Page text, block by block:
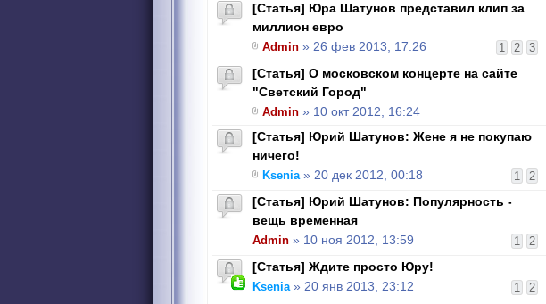
[Статья] Юра Шатунов представил клип за
миллион евро
1 2 3
Admin » 26 фев 2013, 17:26
[Статья] О московском концерте на сайте
"Светский Город"
Admin » 10 окт 2012, 16:24
[Статья] Юрий Шатунов: Жене я не покупаю
ничего!
1 2
Ksenia» 20 дек 2012, 00:18
[Статья] Юрий Шатунов: Популярность -
вещь временная
1 2
Admin » 10 ноя 2012, 13:59
[Статья] Ждите просто Юру!
1 2
Ksenia» 20 янв 2013, 23:12